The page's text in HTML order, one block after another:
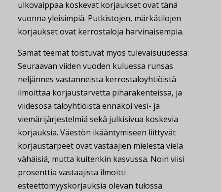
ulkovaippaa koskevat korjaukset ovat tänä
vuonna yleisimpiä. Putkistojen, märkätilojen
korjaukset ovat kerrostaloja harvinaisempia.
Samat teemat toistuvat myös tulevaisuudessa:
Seuraavan viiden vuoden kuluessa runsas
neljännes vastanneista kerrostaloyhtiöistä
ilmoittaa korjaustarvetta piharakenteissa, ja
viidesosa taloyhtiöistä ennakoi vesi- ja
viemärijärjestelmiä sekä julkisivua koskevia
korjauksia. Väestön ikääntymiseen liittyvät
korjaustarpeet ovat vastaajien mielestä vielä
vähäisiä, mutta kuitenkin kasvussa. Noin viisi
prosenttia vastaajista ilmoitti
esteettömyyskorjauksia olevan tulossa